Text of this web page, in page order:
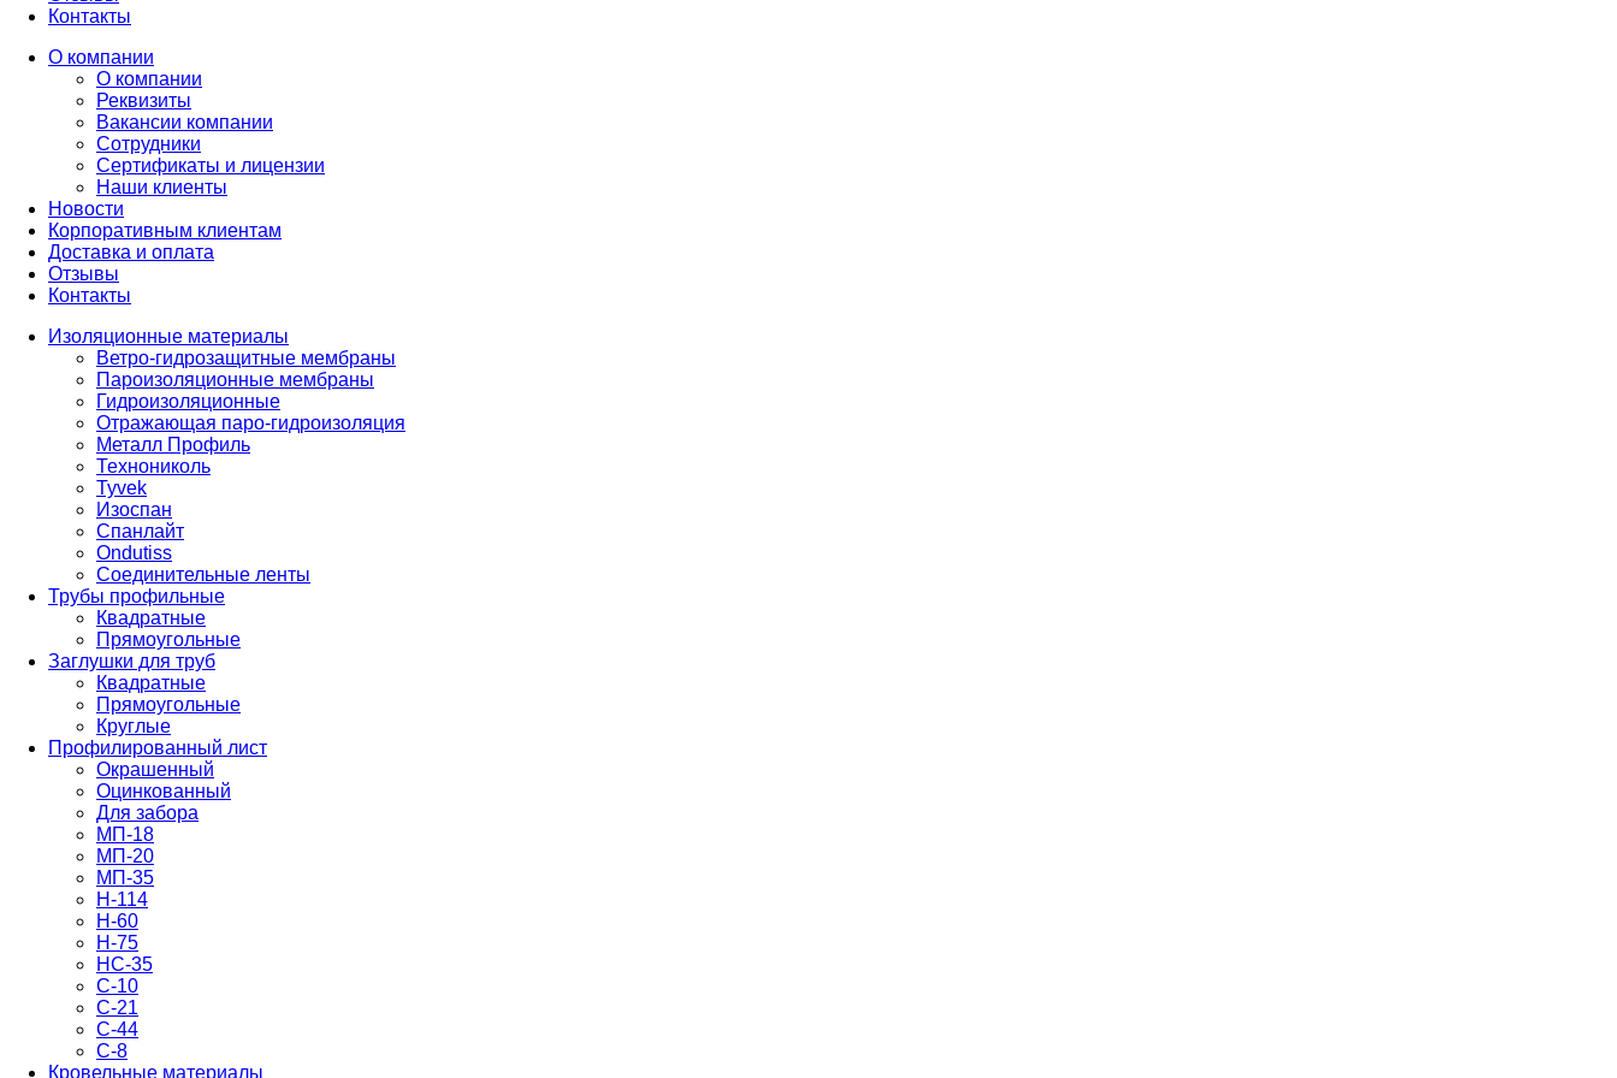
Контакты
О компании
О компании
Реквизиты
Вакансии компании
Сотрудники
Сертификаты и лицензии
Наши клиенты
Новости
Корпоративным клиентам
Доставка и оплата
Отзывы
Контакты
Изоляционные материалы
Ветро-гидрозащитные мембраны
Пароизоляционные мембраны
Гидроизоляционные
Отражающая паро-гидроизоляция
Металл Профиль
Технониколь
Tyvek
Изоспан
Спанлайт
Ondutiss
Соединительные ленты
Трубы профильные
Квадратные
Прямоугольные
Заглушки для труб
Квадратные
Прямоугольные
Круглые
Профилированный лист
Окрашенный
Оцинкованный
Для забора
МП-18
МП-20
МП-35
Н-114
Н-60
Н-75
НС-35
С-10
С-21
С-44
С-8
Кровельные материалы